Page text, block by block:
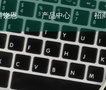
饶恩 产品中心 招